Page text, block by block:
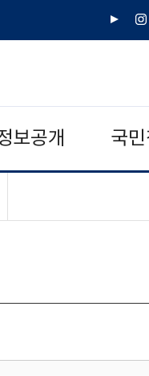
유
인
보공개 국